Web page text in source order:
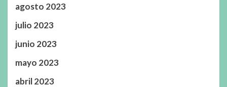
agosto 2023
julio 2023
junio 2023
mayo 2023
abril 2023